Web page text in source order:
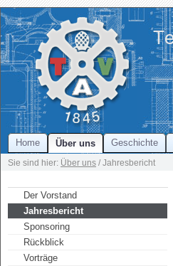
Home Über uns Geschichte
Sie sind hier: Über uns / Jahresbericht
Der Vorstand
Jahresbericht
Sponsoring
Rückblick
Vorträge